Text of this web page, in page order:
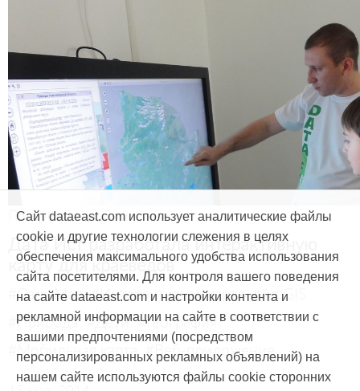
Продукты и услуги
Дата Ист разработала интерактивную
карту для краеведов
#CarryMap #Интерактивная карта #ArcGIS
#Природа #Дети #География
#Мобильная карта #Веб-приложение
Сайт dataeast.com использует аналитические файлы
cookie и другие технологии слежения в целях
обеспечения максимального удобства использования
сайта посетителями. Для контроля вашего поведения
на сайте dataeast.com и настройки контента и
рекламной информации на сайте в соответствии с
вашими предпочтениями (посредством
персонализированных рекламных объявлений) на
нашем сайте используются файлы cookie сторонних